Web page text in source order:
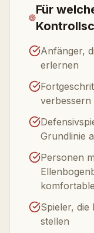
Für
Anfänger,
erlernen
verbessern
Grundlinie
Personen
Spieler,
stellen